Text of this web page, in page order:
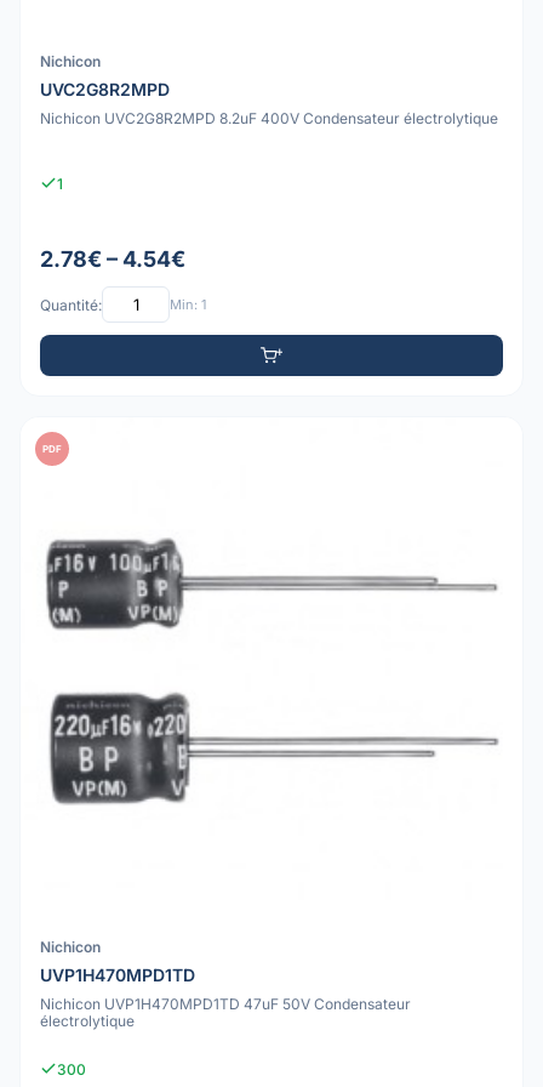
Nichicon
UVC2G8R2MPD
Nichicon UVC2G8R2MPD 8.2uF 400V Condensateur électrolytique
1
2.78€ – 4.54€
Quantité: Min: 1
PDF
Nichicon
UVP1H470MPD1TD
Nichicon UVP1H470MPD1TD 47uF 50V Condensateur
électrolytique
300